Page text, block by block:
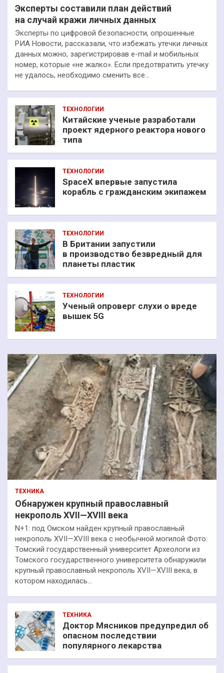
Эксперты составили план действий
на случай кражи личных данных
Эксперты по цифровой безопасности, опрошенные
РИА Новости, рассказали, что избежать утечки личных
данных можно, зарегистрировав e-mail и мобильных
номер, которые «не жалко». Если предотвратить утечку
не удалось, необходимо сменить все…
ТЕХНОЛОГИИ
Китайские ученые разработали
проект ядерного реактора нового
типа
ТЕХНОЛОГИИ
SpaceX впервые запустила
корабль с гражданским экипажем
ТЕХНОЛОГИИ
В Британии запустили
в производство безвредный для
планеты пластик
ТЕХНОЛОГИИ
Ученый опроверг слухи о вреде
вышек 5G
ТЕХНИКА
Обнаружен крупный православный
некрополь XVII—XVIII века
N+1: под Омском найден крупный православный
некрополь XVII—XVIII века с необычной могилой Фото:
Томский государственный университет Археологи из
Томского государственного университета обнаружили
крупный православный некрополь XVII—XVIII века, в
котором находилась…
ТЕХНИКА
Доктор Мясников предупредил об
опасном последствии
популярного лекарства